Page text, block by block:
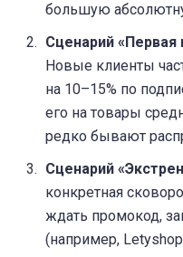
большую
Сценарий «Первая
Новые клиенты
на 10–15% по
его на товары
редко бывают
Сценарий
конкретная
ждать промокод,
(например,